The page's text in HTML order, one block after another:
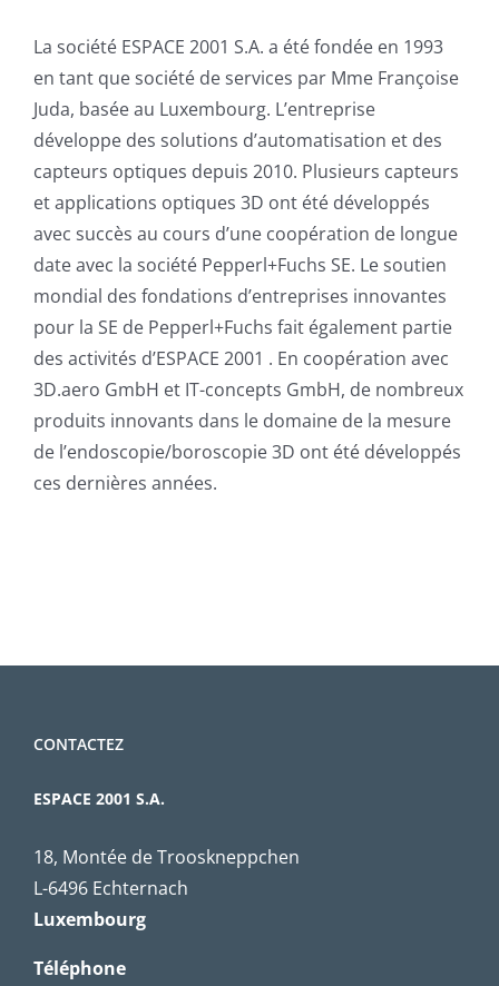
La société ESPACE 2001 S.A. a été fondée en 1993
en tant que société de services par Mme Françoise
Juda, basée au Luxembourg. L’entreprise
développe des solutions d’automatisation et des
capteurs optiques depuis 2010. Plusieurs capteurs
et applications optiques 3D ont été développés
avec succès au cours d’une coopération de longue
date avec la société Pepperl+Fuchs SE. Le soutien
mondial des fondations d’entreprises innovantes
pour la SE de Pepperl+Fuchs fait également partie
des activités d’ESPACE 2001 . En coopération avec
3D.aero GmbH et IT-concepts GmbH, de nombreux
produits innovants dans le domaine de la mesure
de l’endoscopie/boroscopie 3D ont été développés
ces dernières années.
CONTACTEZ
ESPACE 2001 S.A.
18, Montée de Trooskneppchen
L-6496 Echternach
Luxembourg
Téléphone